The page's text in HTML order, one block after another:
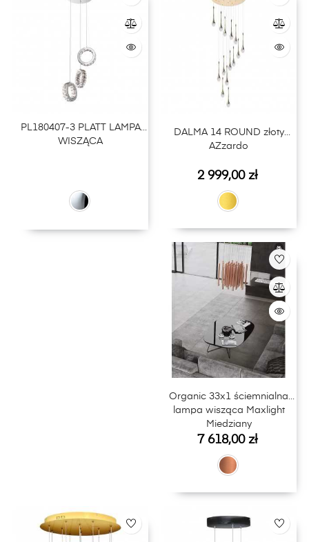
PL180407-3 PLATT LAMPA
WISZĄCA
DALMA 14 ROUND złoty
AZzardo
Cena
2 999,00 zł
Organic 33x1 ściemnialna
lampa wisząca Maxlight
Miedziany
Cena
7 618,00 zł